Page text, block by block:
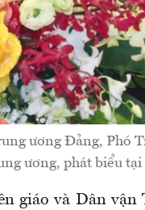
ương Đảng, Phó
ương, phát biểu
giáo và Dân